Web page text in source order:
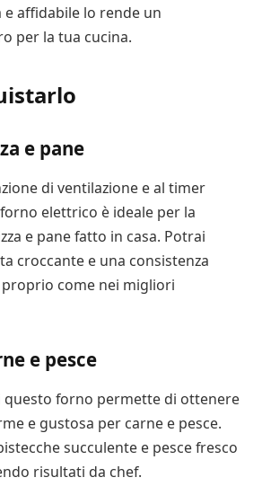
affidabile lo rende un
per la tua cucina.
e pane
di ventilazione e al timer
elettrico è ideale per la
e pane fatto in casa. Potrai
croccante e una consistenza
proprio come nei migliori
e pesce
questo forno permette di ottenere
e gustosa per carne e pesce.
succulente e pesce fresco
risultati da chef.